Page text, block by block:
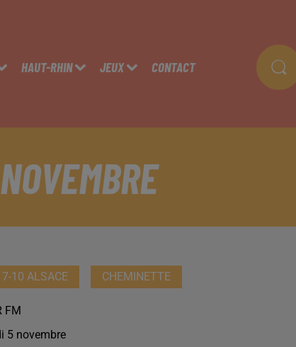
HAUT-RHIN JEUX CONTACT
7-10 ALSACE CHEMINETTE
FM
5 novembre